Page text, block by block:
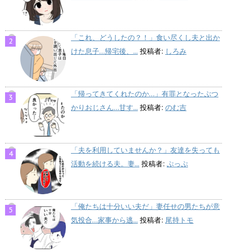
「これ、どうしたの？！」食い尽くし夫と出か
けた息子…帰宅後、... 投稿者: しろみ
「帰ってきてくれたのか…」有罪となったぶつ
かりおじさん…甘す... 投稿者: のむ吉
「夫を利用していませんか？」友達を失っても
活動を続ける夫。妻... 投稿者: ぷっぷ
「俺たちは十分いい夫だ」妻任せの男たちが意
気投合…家事から逃... 投稿者: 尾持トモ